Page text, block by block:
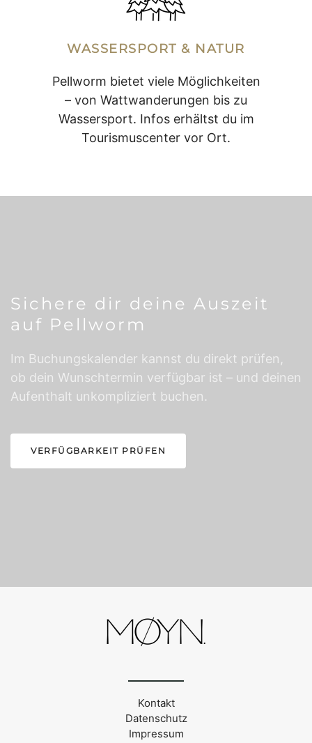
WASSERSPORT & NATUR
Pellworm bietet viele Möglichkeiten
– von Wattwanderungen bis zu
Wassersport. Infos erhältst du im
Tourismuscenter vor Ort.
Sichere dir deine Auszeit
auf Pellworm
Im Buchungskalender kannst du direkt prüfen,
ob dein Wunschtermin verfügbar ist – und deinen
Aufenthalt unkompliziert buchen.
VERFÜGBARKEIT PRÜFEN
Kontakt
Datenschutz
Impressum